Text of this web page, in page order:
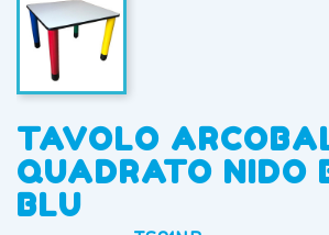
TAVOLO
QUADRATO NIDO
BLU